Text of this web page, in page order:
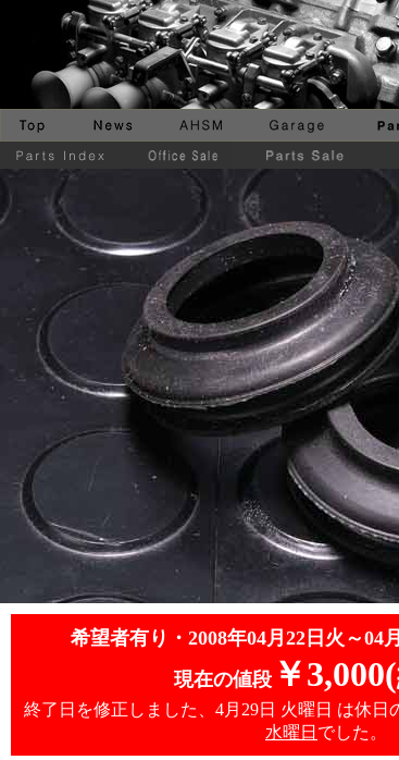
希望者有り・2008年04月22日火～04
現在の値段 ￥3,000
終了日を修正しました、4月29日 火曜日 は休日
水曜日 でした。